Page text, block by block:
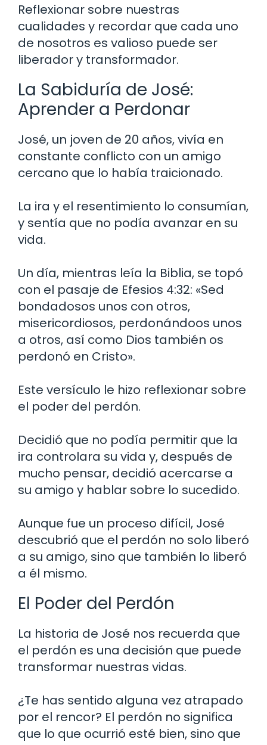
Reflexionar sobre nuestras
cualidades y recordar que cada uno
de nosotros es valioso puede ser
liberador y transformador.
La Sabiduría de José:
Aprender a Perdonar
José, un joven de 20 años, vivía en
constante conflicto con un amigo
cercano que lo había traicionado.
La ira y el resentimiento lo consumían,
y sentía que no podía avanzar en su
vida.
Un día, mientras leía la Biblia, se topó
con el pasaje de Efesios 4:32: «Sed
bondadosos unos con otros,
misericordiosos, perdonándoos unos
a otros, así como Dios también os
perdonó en Cristo».
Este versículo le hizo reflexionar sobre
el poder del perdón.
Decidió que no podía permitir que la
ira controlara su vida y, después de
mucho pensar, decidió acercarse a
su amigo y hablar sobre lo sucedido.
Aunque fue un proceso difícil, José
descubrió que el perdón no solo liberó
a su amigo, sino que también lo liberó
a él mismo.
El Poder del Perdón
La historia de José nos recuerda que
el perdón es una decisión que puede
transformar nuestras vidas.
¿Te has sentido alguna vez atrapado
por el rencor? El perdón no significa
que lo que ocurrió esté bien, sino que